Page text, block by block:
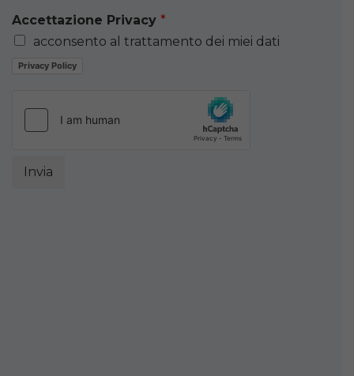
Accettazione Privacy *
acconsento al trattamento dei miei dati
Privacy Policy
Invia